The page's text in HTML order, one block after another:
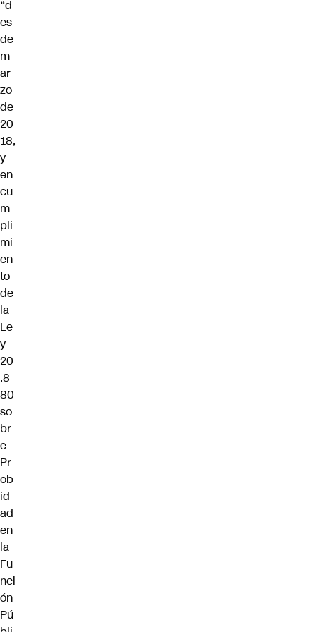
“d
es
de
m
ar
zo
de
20
18,
y
en
cu
m
pli
mi
en
to
de
la
Le
y
20
.8
80
so
br
e
Pr
ob
id
ad
en
la
Fu
nci
ón
Pú